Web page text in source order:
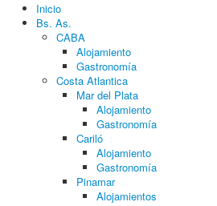
Inicio
Bs. As.
CABA
Alojamiento
Gastronomía
Costa Atlantica
Mar del Plata
Alojamiento
Gastronomía
Cariló
Alojamiento
Gastronomía
Pinamar
Alojamientos